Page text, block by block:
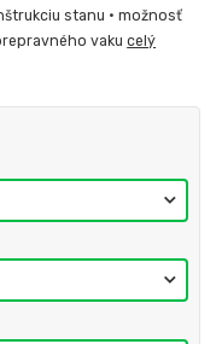
stanu • možnosť
vakucelý